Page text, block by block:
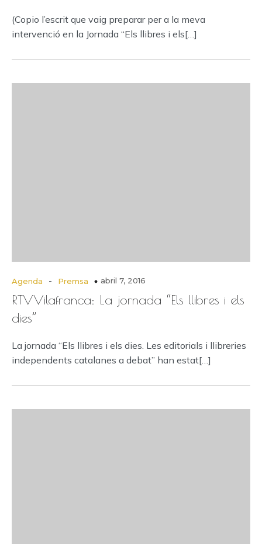
(Copio l’escrit que vaig preparar per a la meva
intervenció en la Jornada “Els llibres i els[…]
Agenda - Premsa abril 7, 2016
RTVVilafranca: La jornada “Els llibres i els
dies”
La jornada “Els llibres i els dies. Les editorials i llibreries
independents catalanes a debat” han estat[…]